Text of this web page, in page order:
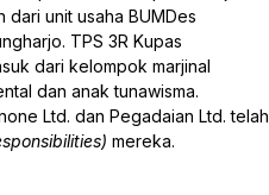
dari unit usaha BUMDes
TPS 3R Kupas
dari kelompok marjinal
dan anak tunawisma.
Ltd. dan Pegadaian Ltd. telah
mereka.